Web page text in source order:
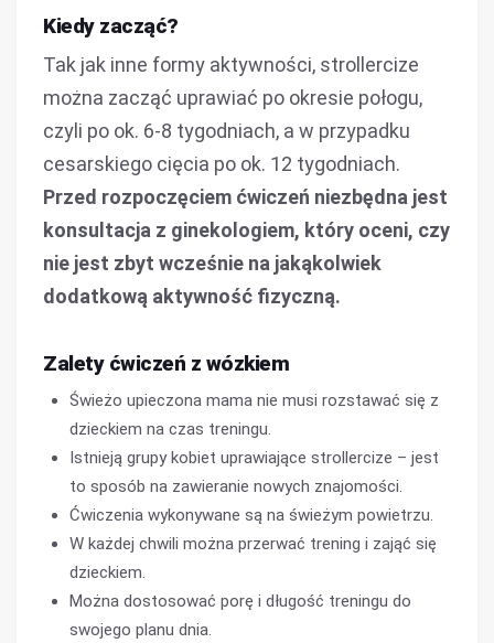
Kiedy zacząć?
Tak jak inne formy aktywności, strollercize
można zacząć uprawiać po okresie połogu,
czyli po ok. 6-8 tygodniach, a w przypadku
cesarskiego cięcia po ok. 12 tygodniach.
Przed rozpoczęciem ćwiczeń niezbędna jest
konsultacja z ginekologiem, który oceni, czy
nie jest zbyt wcześnie na jakąkolwiek
dodatkową aktywność fizyczną.
Zalety ćwiczeń z wózkiem
Świeżo upieczona mama nie musi rozstawać się z
dzieckiem na czas treningu.
Istnieją grupy kobiet uprawiające strollercize – jest
to sposób na zawieranie nowych znajomości.
Ćwiczenia wykonywane są na świeżym powietrzu.
W każdej chwili można przerwać trening i zająć się
dzieckiem.
Można dostosować porę i długość treningu do
swojego planu dnia.